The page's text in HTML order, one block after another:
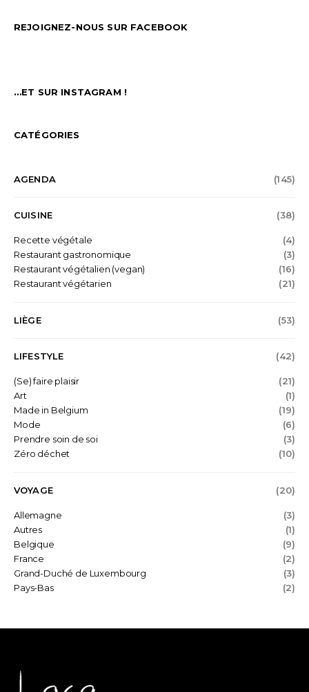
REJOIGNEZ-NOUS SUR FACEBOOK
…ET SUR INSTAGRAM !
CATÉGORIES
AGENDA (145)
CUISINE (38)
Recette végétale
(4)
Restaurant gastronomique
(3)
Restaurant végétalien (vegan)
(16)
Restaurant végétarien
(21)
LIÈGE (53)
LIFESTYLE (42)
(Se) faire plaisir
(21)
Art
(1)
Made in Belgium
(19)
Mode
(6)
Prendre soin de soi
(3)
Zéro déchet
(10)
VOYAGE (20)
Allemagne
(3)
Autres
(1)
Belgique
(9)
France
(2)
Grand-Duché de Luxembourg
(3)
Pays-Bas
(2)